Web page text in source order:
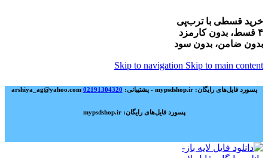
خرید قسطی با ترب‌پی
۴ قسط، بدون کارمزد
بدون ضامن، بدون سود
Skip to navigation Skip to main content
پسورد فایل‌های رایگان: mypsdshop.ir - پشتیبانی: arshiya_ag@yahoo.com 02191304320
پسورد فایل‌های رایگان: mypsdshop.ir